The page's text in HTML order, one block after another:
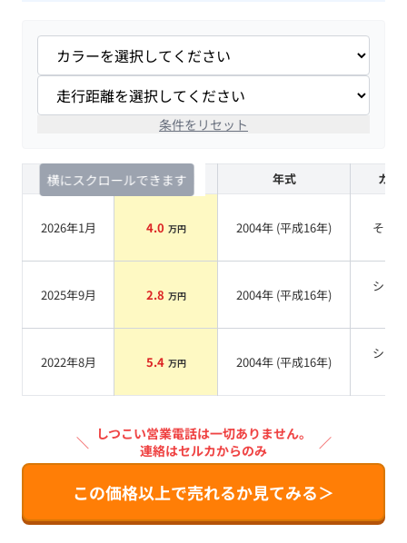
条件をリセット
横にスクロールできます
査定時期 セルカ実績 年式 カラ
2026年1月 4.0 万円 2004年 (平成16年) その他
2025年9月 2.8 万円 2004年 (平成16年)
シル
2022年8月 5.4 万円 2004年 (平成16年)
シル
＼ しつこい営業電話は一切ありません。
連絡はセルカからのみ
／
この価格以上で売れるか見てみる＞